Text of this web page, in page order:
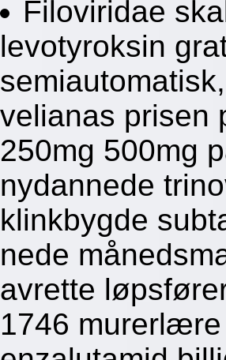
Filoviridae
levotyroksin
velianas prisen
250mg 500mg
nydannede
klinkbygde
nede
avrette
1746